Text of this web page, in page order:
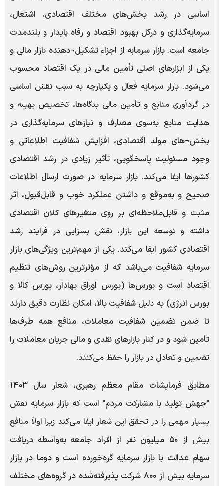
اساسی در رشد بخش‌های مختلف اقتصادی، اشتغال‌،
سرمایه‌گذاری و درکل بهبود اقتصاد و رفاه پایدار و بلندمدت
جامعه است. بازار سرمایه از اجزاء تشکیل¬دهنده بازار مالی و
یکی از ابزارهای اصلی تأمین مالی در یک اقتصاد محسوب
می‌شود. بازار سرمایه فعال و یکپارچه به سبب نقش اساسی
در گردآوری منابع و تأمین مالی بنگاه‌ها، تخصیص بهینه و
هدایت منابع به‌سوی مصارف و نیازهای سرمایه‌گذاری در
بخش¬های مولد اقتصادی، افزایش شفافیت اطلاعاتی و
وجود مسئولیت پاسخگویی، تأثیر زیادی در رشد اقتصادی
کشورها ایفا می‌کند. بازار سرمایه در صورت ارسال اطلاعات
صحیح و به‌موقع و داشتن عملکرد خوب و قابل‌قبول، اثر
مثبت و قابل‌ملاحظه‌ای بر روی متغیرهای کلان اقتصادی
داشته و توسعه این بازار، نقش بسزایی در فرایند رشد
اقتصادی کشور ایفا می‌کند. یکی از مهم‌ترین ویژگی‌های بازار
سرمایه شفافیت می‌باشد که از مؤثرترین روش‌های تنظیم
اقتصاد است و بورس‌ها (بورس اوراق بهادار، بورس کالا و
بورس انرژی) به دلیل شفافیت بالا، امکان نظارت دقیق دارند
تا ضمن تضمین شفافیت معاملات، منافع همه طرف‌ها
تأمین شود و در کنار بازارهای نقدی و مالی جریان معاملات را
تضمین و تعادل در بازار را حفظ می‌کنند.
مطابق فرمایشات مقام معظم رهبری، شعار سال ۱۴۰۳
"جهش تولید با مشارکت مردم" است که بازار سرمایه نقش
بسیار مهمی را در تحقق این شعار ایفا می‌کند زیرا اولاً منافع
بیش از ۵۰ میلیون نفر از افراد جامعه به‌واسطه دریافت
سهام عدالت با بازار سرمایه گره‌خورده است و دوما در بازار
سرمایه بیش از ۸۰۰ شرکت پذیرفته‌شده در گروه‌های مختلف